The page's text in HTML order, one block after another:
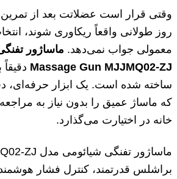
وقتی قرار است عضلاتت بعد از
روز طولانی واقعاً ریکاوری شوند،
معمولی جواب نمی‌دهد. ماساژور
Massage Gun MJJMQ02-ZJ
ساخته شده است. یک ابزار حرفه‌ای،
که ماساژ عمیق را بدون نیاز به
خانه در اختیارت می‌گذارد.
براشلس قدرتمند، کنترل فشار